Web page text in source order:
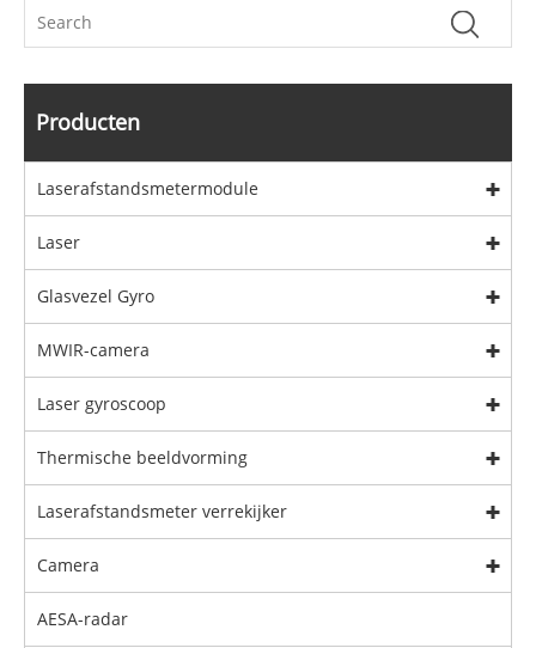
Producten
Laserafstandsmetermodule
Laser
Glasvezel Gyro
MWIR-camera
Laser gyroscoop
Thermische beeldvorming
Laserafstandsmeter verrekijker
Camera
AESA-radar